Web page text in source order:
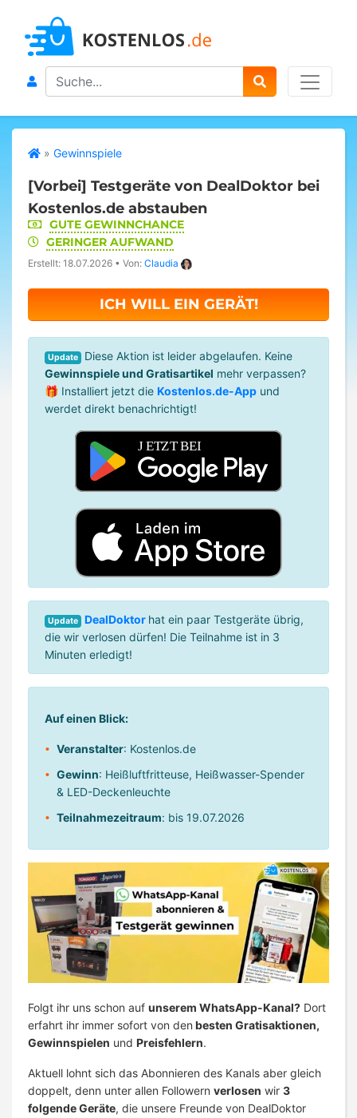
Search
» Gewinnspiele
[Vorbei] Testgeräte von DealDoktor bei
Kostenlos.de abstauben
GUTE GEWINNCHANCE
GERINGER AUFWAND
Erstellt: 18.07.2026 • Von: Claudia
ICH WILL EIN GERÄT!
Update
Diese Aktion ist leider abgelaufen. Keine
Gewinnspiele und Gratisartikel mehr verpassen?
🎁 Installiert jetzt die Kostenlos.de-App und
werdet direkt benachrichtigt!
Update DealDoktor hat ein paar Testgeräte übrig,
die wir verlosen dürfen! Die Teilnahme ist in 3
Minuten erledigt!
Auf einen Blick:
Veranstalter: Kostenlos.de
Gewinn: Heißluftfritteuse, Heißwasser-Spender
& LED-Deckenleuchte
Teilnahmezeitraum: bis 19.07.2026
Folgt ihr uns schon auf unserem WhatsApp-Kanal? Dort
erfahrt ihr immer sofort von den besten Gratisaktionen,
Gewinnspielen und Preisfehlern.
Aktuell lohnt sich das Abonnieren des Kanals aber gleich
doppelt, denn unter allen Followern verlosen wir 3
folgende Geräte, die unsere Freunde von DealDoktor